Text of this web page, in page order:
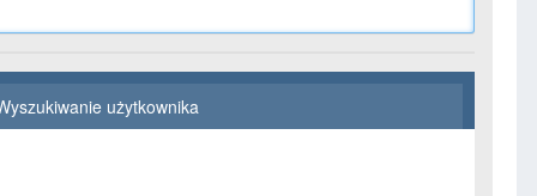
użytkownika